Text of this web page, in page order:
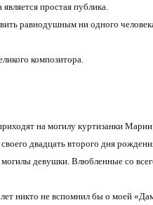
простая публика.
равнодушным ни одного
композитора.
на могилу куртизанки
двадцать второго дня
девушки. Влюбленные со
никто не вспомнил бы о моей